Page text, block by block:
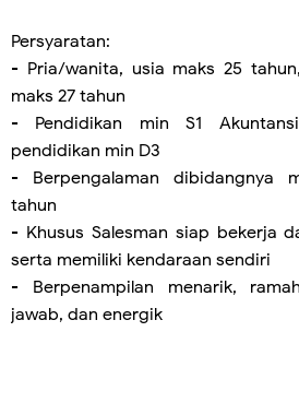
Persyaratan:
- Pria/wanita, usia maks 25
maks 27 tahun
- Pendidikan min S1
pendidikan min D3
- Berpengalaman dibidangnya
tahun
- Khusus Salesman siap bekerja
serta memiliki kendaraan sendiri
- Berpenampilan menarik,
jawab, dan energik